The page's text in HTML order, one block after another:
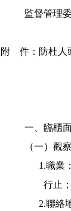
監督管
附    件：防杜人
一、臨
（一
2.